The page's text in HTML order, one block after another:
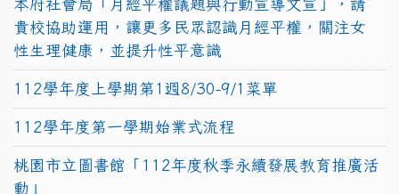
本府社會局「月經平權議題與行動宣導文宣」，請
貴校協助運用，讓更多民眾認識月經平權，關注女
性生理健康，並提升性平意識
112學年度上學期第1週8/30-9/1菜單
112學年度第一學期始業式流程
桃園市立圖書館「112年度秋季永續發展教育推廣活
動」